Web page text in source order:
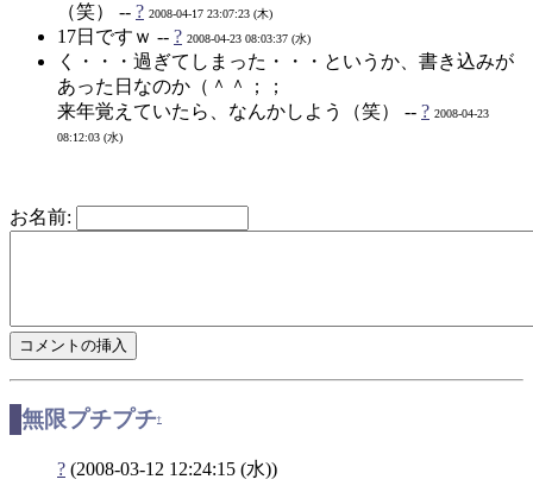
（笑） -- ? 2008-04-17 23:07:23 (木)
17日ですｗ -- ? 2008-04-23 08:03:37 (水)
く・・・過ぎてしまった・・・というか、書き込みが
あった日なのか（＾＾；；
来年覚えていたら、なんかしよう（笑） -- ? 2008-04-23
08:12:03 (水)
お名前:
無限プチプチ†
? (2008-03-12 12:24:15 (水))